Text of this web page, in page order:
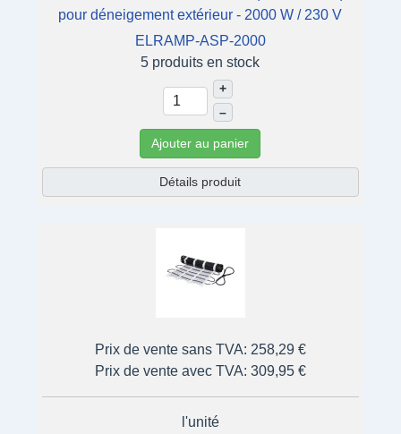
pour déneigement extérieur - 2000 W / 230 V
ELRAMP-ASP-2000
5 produits en stock
+
–
Ajouter au panier
Détails produit
Prix de vente sans TVA: 258,29 €
Prix de vente avec TVA: 309,95 €
l'unité